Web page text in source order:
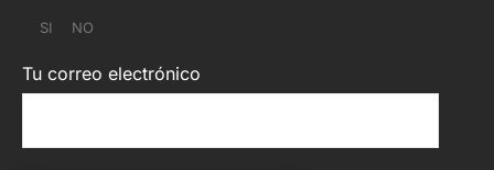
SI NO
Tu correo electrónico